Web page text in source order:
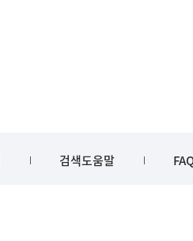
검색도움말